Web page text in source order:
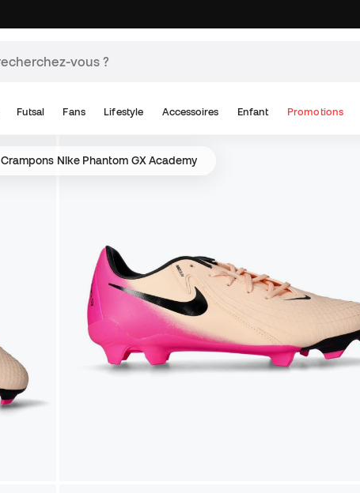
Futsal Fans Lifestyle Accessoires Enfant Promotions
Crampons Nike Phantom GX Academy